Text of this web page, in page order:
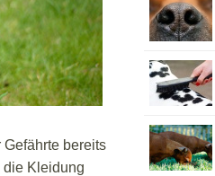
bereits
die Kleidung